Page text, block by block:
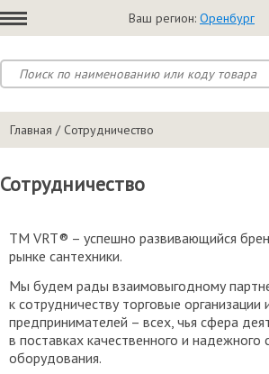
Ваш регион: Оренбург
Главная / Сотрудничество
Сотрудничество
ТМ VRT® – успешно развивающийся
рынке сантехники.
Мы будем рады взаимовыгодному
к сотрудничеству торговые
предпринимателей – всех, чья сфера
в поставках качественного и надежного
оборудования.